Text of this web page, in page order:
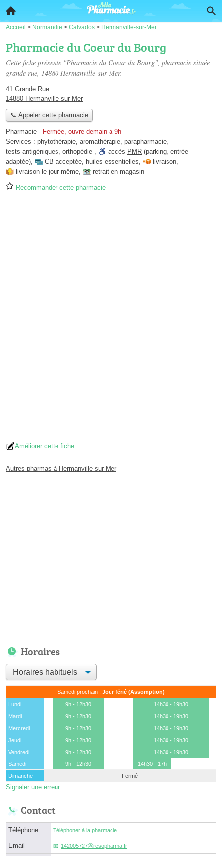
Accueil > Normandie > Calvados > Hermanville-sur-Mer
Pharmacie du Coeur du Bourg
Cette fiche présente "Pharmacie du Coeur du Bourg", pharmacie située
grande rue, 14880 Hermanville-sur-Mer.
41 Grande Rue
14880 Hermanville-sur-Mer
📞 Appeler cette pharmacie
Pharmacie - Fermée, ouvre demain à 9h
Services : phytothérapie, aromathérapie, parapharmacie,
tests antigéniques, orthopédie , accès PMR (parking, entrée
adaptée), CB acceptée, huiles essentielles, livraison,
livraison le jour même, retrait en magasin
Recommander cette pharmacie
Améliorer cette fiche
Autres pharmas à Hermanville-sur-Mer
Horaires
Samedi prochain : Jour férié (Assomption)
Lundi 9h - 12h30
14h30 - 19h30
Mardi
9h - 12h30
14h30 - 19h30
Mercredi
9h - 12h30
14h30 - 19h30
Jeudi
9h - 12h30
14h30 - 19h30
Vendredi
9h - 12h30
14h30 - 19h30
Samedi
9h - 12h30
14h30 - 17h
Dimanche
Fermé
Signaler une erreur
Contact
Téléphone Téléphoner à la pharmacie
Email 142005727ⓐresopharma.fr